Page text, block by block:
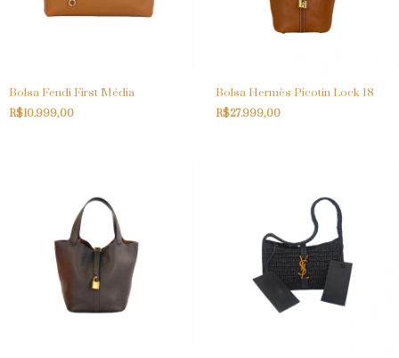
Bolsa Fendi First Média
R$10.999,00
Bolsa Hermès Picotin Lock 18
R$27.999,00